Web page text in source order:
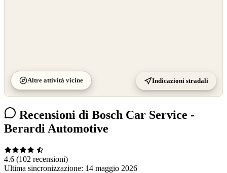
Altre attività vicine Indicazioni stradali
Recensioni di Bosch Car Service -
Berardi Automotive
4.6 (102 recensioni)
Ultima sincronizzazione: 14 maggio 2026